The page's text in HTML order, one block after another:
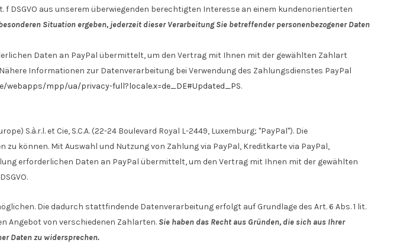
DSGVO aus unserem überwiegenden berechtigten Interesse an einem kundenorientierten
Situation ergeben, jederzeit dieser Verarbeitung Sie betreffender personenbezogener Daten
Daten an PayPal übermittelt, um den Vertrag mit Ihnen mit der gewählten Zahlart
Informationen zur Datenverarbeitung bei Verwendung des Zahlungsdienstes PayPal
webapps/mpp/ua/privacy-full?locale.x=de_DE#Updated_PS.
S.à.r.l. et Cie, S.C.A. (22-24 Boulevard Royal L-2449, Luxemburg; "PayPal"). Die
können. Mit Auswahl und Nutzung von Zahlung via PayPal, Kreditkarte via PayPal,
erforderlichen Daten an PayPal übermittelt, um den Vertrag mit Ihnen mit der gewählten
Die dadurch stattfindende Datenverarbeitung erfolgt auf Grundlage des Art. 6 Abs. 1 lit.
Angebot von verschiedenen Zahlarten. Sie haben das Recht aus Gründen, die sich aus Ihrer
Daten zu widersprechen.